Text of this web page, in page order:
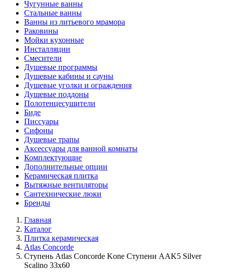
Чугунные ванны
Стальные ванны
Ванны из литьевого мрамора
Раковины
Мойки кухонные
Инсталляции
Смесители
Душевые программы
Душевые кабины и сауны
Душевые уголки и ограждения
Душевые поддоны
Полотенцесушители
Биде
Писсуары
Сифоны
Душевые трапы
Аксессуары для ванной комнаты
Комплектующие
Дополнительные опции
Керамическая плитка
Вытяжные вентиляторы
Сантехнические люки
Бренды
Главная
Каталог
Плитка керамическая
Atlas Concorde
Ступень Atlas Concorde Kone Ступени AAK5 Silver
Scalino 33x60